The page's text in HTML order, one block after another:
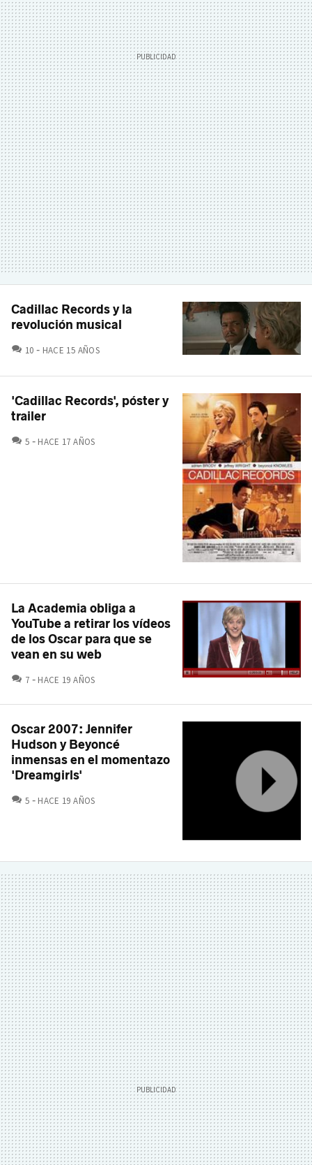
Cadillac Records y la
revolución musical
10 COMENTARIOS
HACE 15 AÑOS
'Cadillac Records', póster y
trailer
5 COMENTARIOS
HACE 17 AÑOS
La Academia obliga a
YouTube a retirar los vídeos
de los Oscar para que se
vean en su web
7 COMENTARIOS
HACE 19 AÑOS
Oscar 2007: Jennifer
Hudson y Beyoncé
inmensas en el momentazo
'Dreamgirls'
5 COMENTARIOS
HACE 19 AÑOS